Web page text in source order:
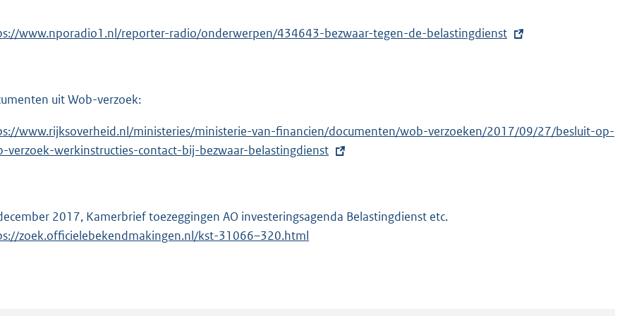
www.nporadio1.nl/reporter-radio/onderwerpen/434643-bezwaar-tegen-de-belastingdienst
uit Wob-verzoek:
www.rijksoverheid.nl/ministeries/ministerie-van-financien/documenten/wob-verzoeken/2017/09/27/besluit-op-
verzoek-werkinstructies-contact-bij-bezwaar-belastingdienst
2017, Kamerbrief toezeggingen AO investeringsagenda Belastingdienst etc.
zoek.officielebekendmakingen.nl/kst-31066–320.html